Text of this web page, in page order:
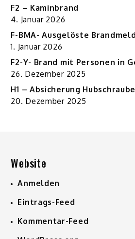
F2 – Kaminbrand
4. Januar 2026
F-BMA- Ausgelöste
1. Januar 2026
F2-Y- Brand mit Personen in
26. Dezember 2025
H1 – Absicherung
20. Dezember 2025
Website
Anmelden
Eintrags-Feed
Kommentar-Feed